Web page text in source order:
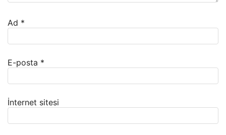
Ad *
E-posta *
İnternet sitesi